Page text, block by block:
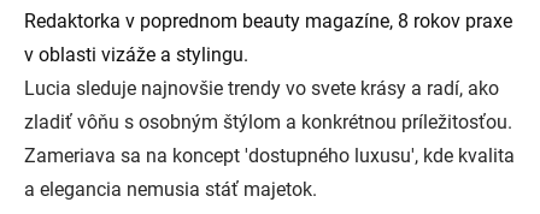
Redaktorka v poprednom beauty magazíne, 8 rokov praxe
v oblasti vizáže a stylingu.
Lucia sleduje najnovšie trendy vo svete krásy a radí, ako
zladiť vôňu s osobným štýlom a konkrétnou príležitosťou.
Zameriava sa na koncept 'dostupného luxusu', kde kvalita
a elegancia nemusia stáť majetok.